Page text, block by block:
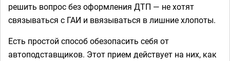
решить вопрос без оформления ДТП — не хотят
связываться с ГАИ и ввязываться в лишние хлопоты.
Есть простой способ обезопасить себя от
автоподставщиков. Этот прием действует на них, как